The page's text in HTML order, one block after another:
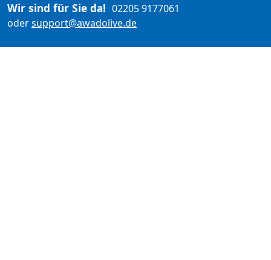
Wir sind für Sie da! 02205 9177061
odersupport@awadolive.de